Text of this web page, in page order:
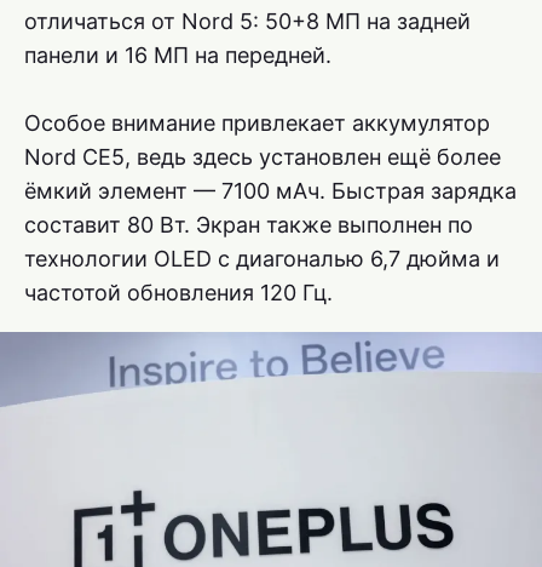
отличаться от Nord 5: 50+8 МП на задней
панели и 16 МП на передней.
Особое внимание привлекает аккумулятор
Nord CE5, ведь здесь установлен ещё более
ёмкий элемент — 7100 мАч. Быстрая зарядка
составит 80 Вт. Экран также выполнен по
технологии OLED с диагональю 6,7 дюйма и
частотой обновления 120 Гц.